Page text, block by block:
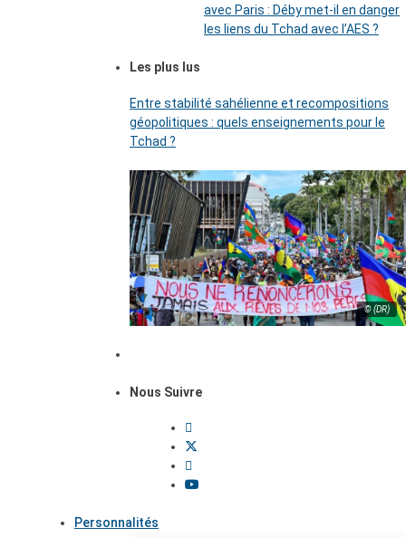
avec Paris : Déby met-il en danger
les liens du Tchad avec l’AES ?
Les plus lus
Entre stabilité sahélienne et recompositions
géopolitiques : quels enseignements pour le
Tchad ?
© (DR)
Nous Suivre
Personnalités